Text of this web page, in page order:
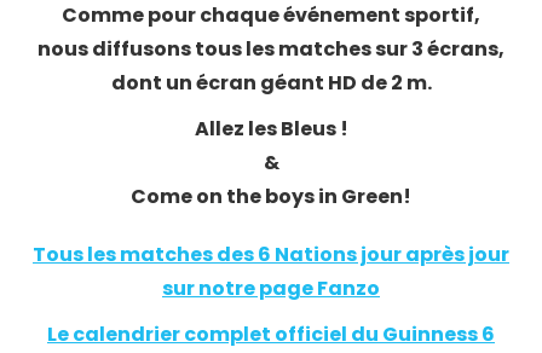
Comme pour chaque événement sportif,
nous diffusons tous les matches sur 3 écrans,
dont un écran géant HD de 2 m.
Allez les Bleus !
&
Come on the boys in Green!
Tous les matches des 6 Nations jour après jour
sur notre page Fanzo
Le calendrier complet officiel du Guinness 6